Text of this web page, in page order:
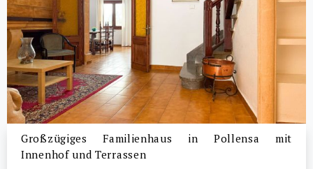
Großzügiges Familienhaus in Pollensa mit
Innenhof und Terrassen